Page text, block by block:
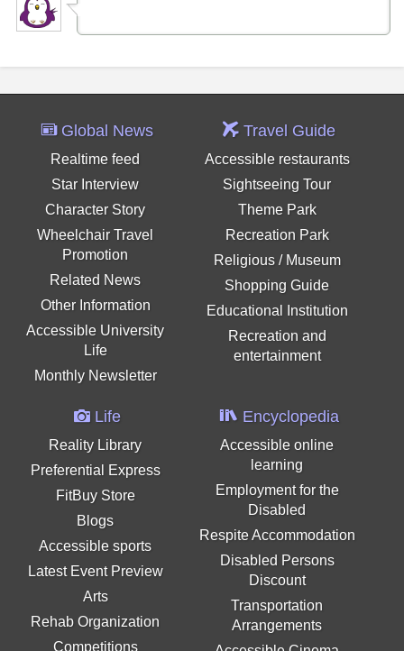
Global News
Realtime feed
Star Interview
Character Story
Wheelchair Travel
Promotion
Related News
Other Information
Accessible University
Life
Monthly Newsletter
Travel Guide
Accessible restaurants
Sightseeing Tour
Theme Park
Recreation Park
Religious / Museum
Shopping Guide
Educational Institution
Recreation and
entertainment
Life
Reality Library
Preferential Express
FitBuy Store
Blogs
Accessible sports
Latest Event Preview
Arts
Rehab Organization
Competitions
Encyclopedia
Accessible online
learning
Employment for the
Disabled
Respite Accommodation
Disabled Persons
Discount
Transportation
Arrangements